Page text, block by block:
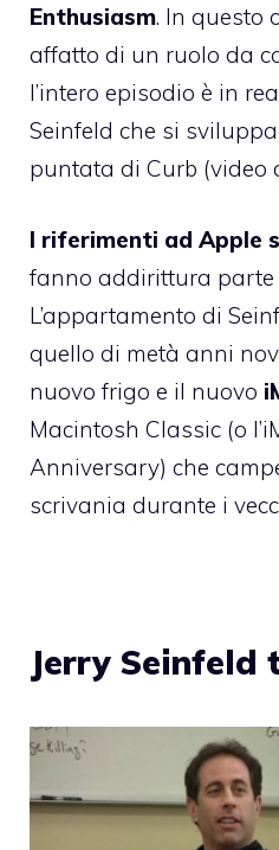
Enthusiasm. In questo
affatto di un ruolo da
l’intero episodio è in
Seinfeld che si
puntata di Curb (video
I riferimenti ad Apple
fanno addirittura parte
L’appartamento di
quello di metà anni
nuovo frigo e il nuovo
Macintosh Classic (o
Anniversary) che
scrivania durante i
Jerry Seinfeld